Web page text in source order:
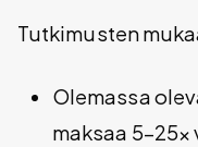
Tutkimusten
Olemassa
maksaa 5-25x